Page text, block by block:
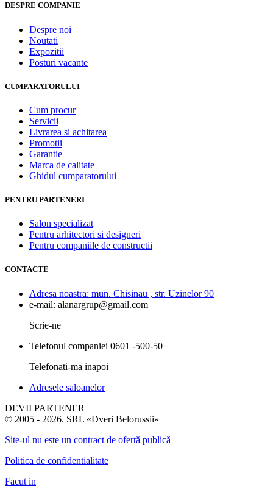
DESPRE COMPANIE
Despre noi
Noutati
Expozitii
Posturi vacante
CUMPARATORULUI
Cum procur
Servicii
Livrarea si achitarea
Promotii
Garantie
Marca de calitate
Ghidul cumparatorului
PENTRU PARTENERI
Salon specializat
Pentru arhitectori si designeri
Pentru companiile de constructii
CONTACTE
Adresa noastra: mun. Chisinau , str. Uzinelor 90
e-mail: alanargrup@gmail.com
Scrie-ne
Telefonul companiei 0601 -500-50
Telefonati-ma inapoi
Adresele saloanelor
DEVII PARTENER
© 2005 - 2026. SRL «Dveri Belorussii»
Site-ul nu este un contract de ofertă publică
Politica de confidentialitate
Facut in